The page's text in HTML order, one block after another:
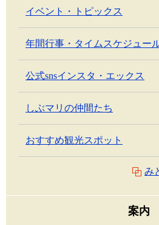
イベント・トピックス
年間行事・タイムスケジュー
公式snsインスタ・エックス
しぶマリの仲間たち
おすすめ観光スポット
み
案内